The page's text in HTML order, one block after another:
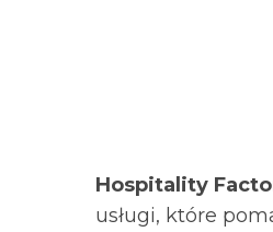
Hospitality
usługi, które